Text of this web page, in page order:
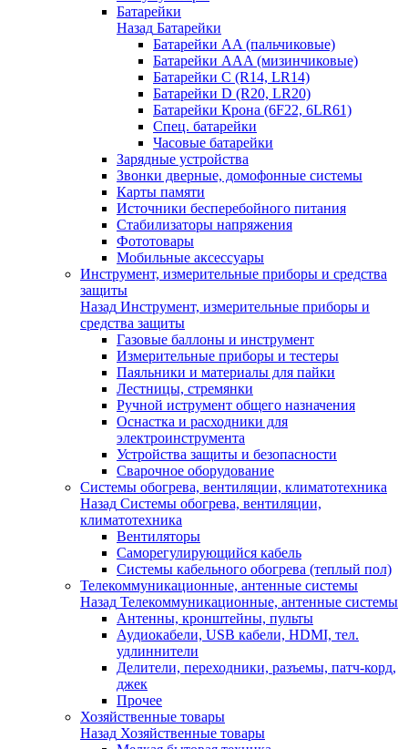
Батарейки
Назад Батарейки
Батарейки AA (пальчиковые)
Батарейки AAA (мизинчиковые)
Батарейки C (R14, LR14)
Батарейки D (R20, LR20)
Батарейки Крона (6F22, 6LR61)
Спец. батарейки
Часовые батарейки
Зарядные устройства
Звонки дверные, домофонные системы
Карты памяти
Источники бесперебойного питания
Стабилизаторы напряжения
Фототовары
Мобильные аксессуары
Инструмент, измерительные приборы и средства
защиты
Назад Инструмент, измерительные приборы и
средства защиты
Газовые баллоны и инструмент
Измерительные приборы и тестеры
Паяльники и материалы для пайки
Лестницы, стремянки
Ручной иструмент общего назначения
Оснастка и расходники для
электроинструмента
Устройства защиты и безопасности
Сварочное оборудование
Системы обогрева, вентиляции, климатотехника
Назад Системы обогрева, вентиляции,
климатотехника
Вентиляторы
Саморегулирующийся кабель
Системы кабельного обогрева (теплый пол)
Телекоммуникационные, антенные системы
Назад Телекоммуникационные, антенные системы
Антенны, кронштейны, пульты
Аудиокабели, USB кабели, HDMI, тел.
удлиннители
Делители, переходники, разъемы, патч-корд,
джек
Прочее
Хозяйственные товары
Назад Хозяйственные товары